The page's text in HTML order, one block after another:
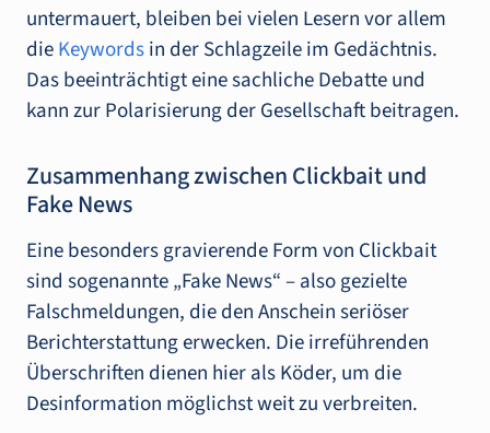
untermauert, bleiben bei vielen Lesern vor allem
dieKeywordsin der Schlagzeile im Gedächtnis.
Das beeinträchtigt eine sachliche Debatte und
kann zur Polarisierung der Gesellschaft beitragen.
Zusammenhang zwischen Clickbait und
Fake News
Eine besonders gravierende Form von Clickbait
sind sogenannte „Fake News“ – also gezielte
Falschmeldungen, die den Anschein seriöser
Berichterstattung erwecken. Die irreführenden
Überschriften dienen hier als Köder, um die
Desinformation möglichst weit zu verbreiten.